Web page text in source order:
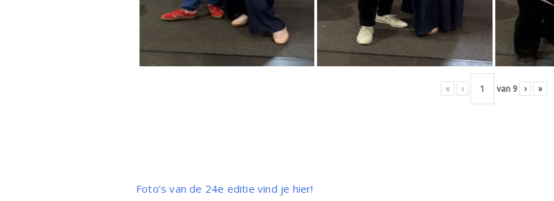
« ‹ van 9 › »
Foto’s van de 24e editie vind je hier!